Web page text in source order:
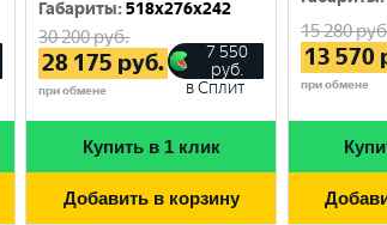
Габариты:518x276x242
30 200руб.
28 175 руб.
при обмене
7 550
руб.
в Сплит
Купить в 1 клик
Добавить в корзину
15 280
13 570
при обмене